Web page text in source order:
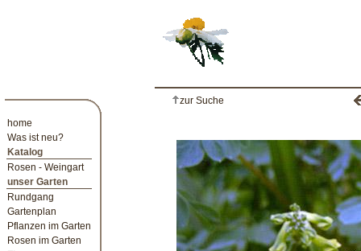
home
Was ist neu?
Katalog
Rosen - Weingart
unser Garten
Rundgang
Gartenplan
Pflanzen im Garten
Rosen im Garten
zur Suche